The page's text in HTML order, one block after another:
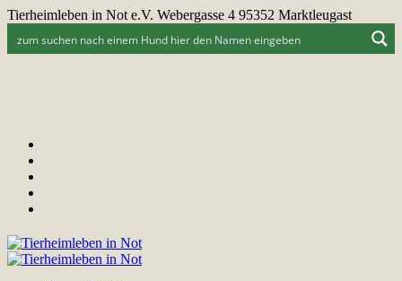
Tierheimleben in Not e.V. Webergasse 4 95352 Marktleugast